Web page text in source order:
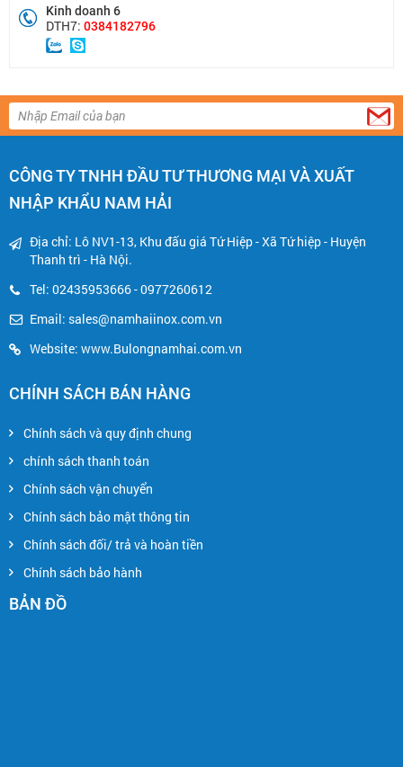
Kinh doanh 6
DTH7: 0384182796
CÔNG TY TNHH ĐẦU TƯ THƯƠNG MẠI VÀ XUẤT
NHẬP KHẨU NAM HẢI
Địa chỉ: Lô NV1-13, Khu đấu giá Tứ Hiệp - Xã Tứ hiệp - Huyện
Thanh trì - Hà Nội.
Tel: 02435953666 - 0977260612
Email: sales@namhaiinox.com.vn
Website: www.Bulongnamhai.com.vn
CHÍNH SÁCH BÁN HÀNG
Chính sách và quy định chung
chính sách thanh toán
Chính sách vận chuyển
Chính sách bảo mật thông tin
Chính sách đối/ trả và hoàn tiền
Chính sách bảo hành
BẢN ĐỒ